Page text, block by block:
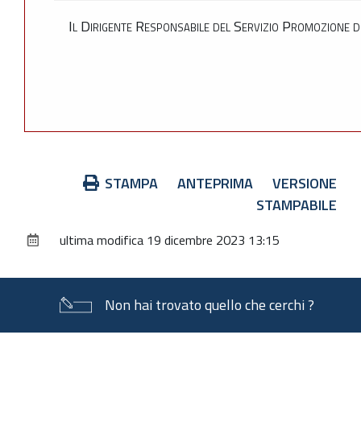
Il Dirigente Responsabile del Servizio Promozione
STAMPA ANTEPRIMA
VERSIONE
STAMPABILE
ultima modifica 19 dicembre 2023 13:15
Non hai trovato quello che cerchi ?